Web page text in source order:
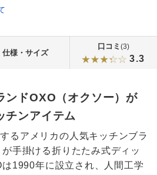
仕様・サイズ
口コミ (3)
3.3
ンドOXO（オクソー）が
チンアイテム
るアメリカの人気キッチンブラ
手掛ける折りたたみ式ディッ
1990年に設立され、人間工学